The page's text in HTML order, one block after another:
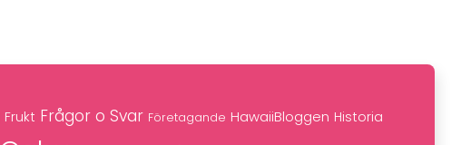
Frukt Frågor o Svar Företagande HawaiiBloggen Historia